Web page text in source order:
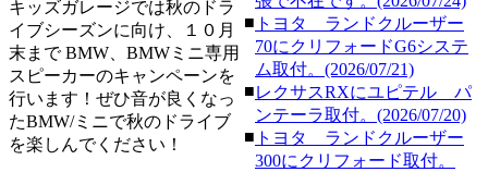
キッズガレージでは秋のドラ
イブシーズンに向け、１０月
末まで BMW、BMWミニ専用
スピーカーのキャンペーンを
行います！ぜひ音が良くなっ
たBMW/ミニで秋のドライブ
を楽しんでください！
■ トヨタ ランドクルーザー
70にクリフォードG6システ
ム取付。(2026/07/21)
■レクサスRXにユピテル パ
ンテーラ取付。(2026/07/20)
■ トヨタ ランドクルーザー
300にクリフォード取付。